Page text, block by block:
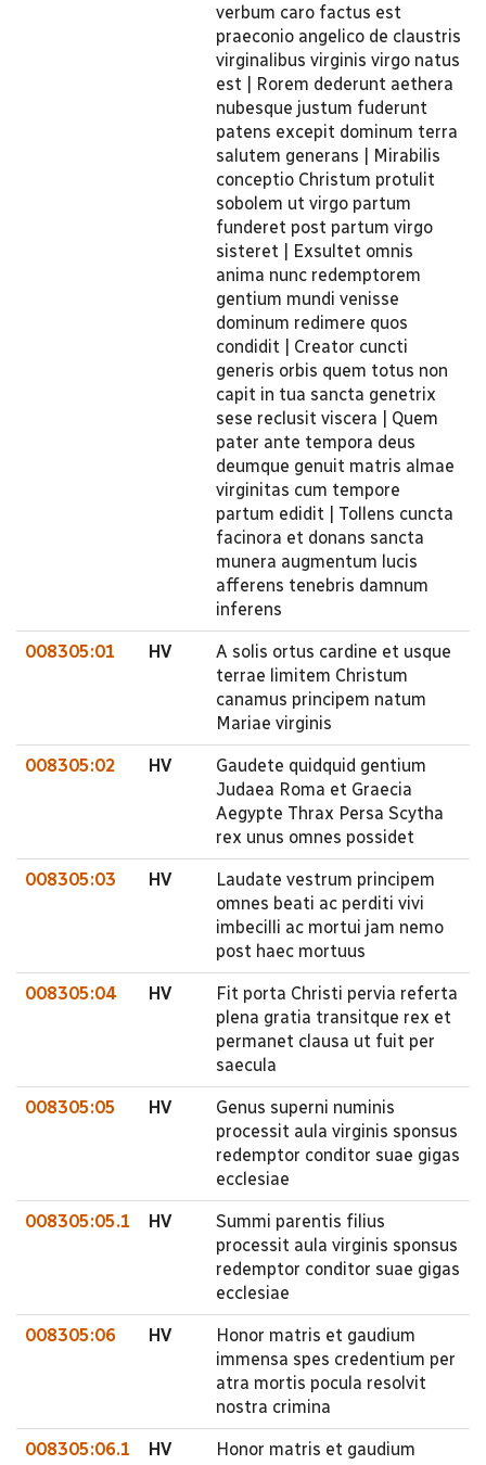
verbum caro factus est
praeconio angelico de claustris
virginalibus virginis virgo natus
est | Rorem dederunt aethera
nubesque justum fuderunt
patens excepit dominum terra
salutem generans | Mirabilis
conceptio Christum protulit
sobolem ut virgo partum
funderet post partum virgo
sisteret | Exsultet omnis
anima nunc redemptorem
gentium mundi venisse
dominum redimere quos
condidit | Creator cuncti
generis orbis quem totus non
capit in tua sancta genetrix
sese reclusit viscera | Quem
pater ante tempora deus
deumque genuit matris almae
virginitas cum tempore
partum edidit | Tollens cuncta
facinora et donans sancta
munera augmentum lucis
afferens tenebris damnum
inferens
008305:01 HV
A solis ortus cardine et usque
terrae limitem Christum
canamus principem natum
Mariae virginis
008305:02 HV
Gaudete quidquid gentium
Judaea Roma et Graecia
Aegypte Thrax Persa Scytha
rex unus omnes possidet
008305:03 HV
Laudate vestrum principem
omnes beati ac perditi vivi
imbecilli ac mortui jam nemo
post haec mortuus
008305:04 HV
Fit porta Christi pervia referta
plena gratia transitque rex et
permanet clausa ut fuit per
saecula
008305:05 HV
Genus superni numinis
processit aula virginis sponsus
redemptor conditor suae gigas
ecclesiae
008305:05.1 HV
Summi parentis filius
processit aula virginis sponsus
redemptor conditor suae gigas
ecclesiae
008305:06 HV
Honor matris et gaudium
immensa spes credentium per
atra mortis pocula resolvit
nostra crimina
008305:06.1 HV
Honor matris et gaudium